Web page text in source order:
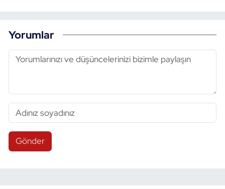
Yorumlar
Gönder